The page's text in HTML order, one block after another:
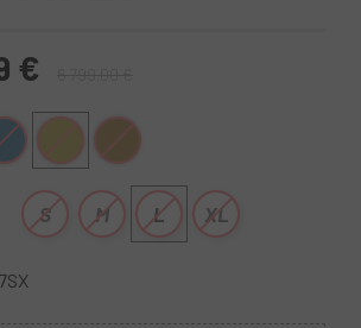
€
Gris Amarillo
S M L XL